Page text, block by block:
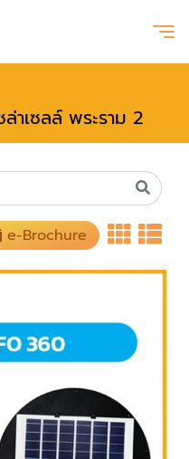
าเซลล์ พระราม 2
e-Brochure